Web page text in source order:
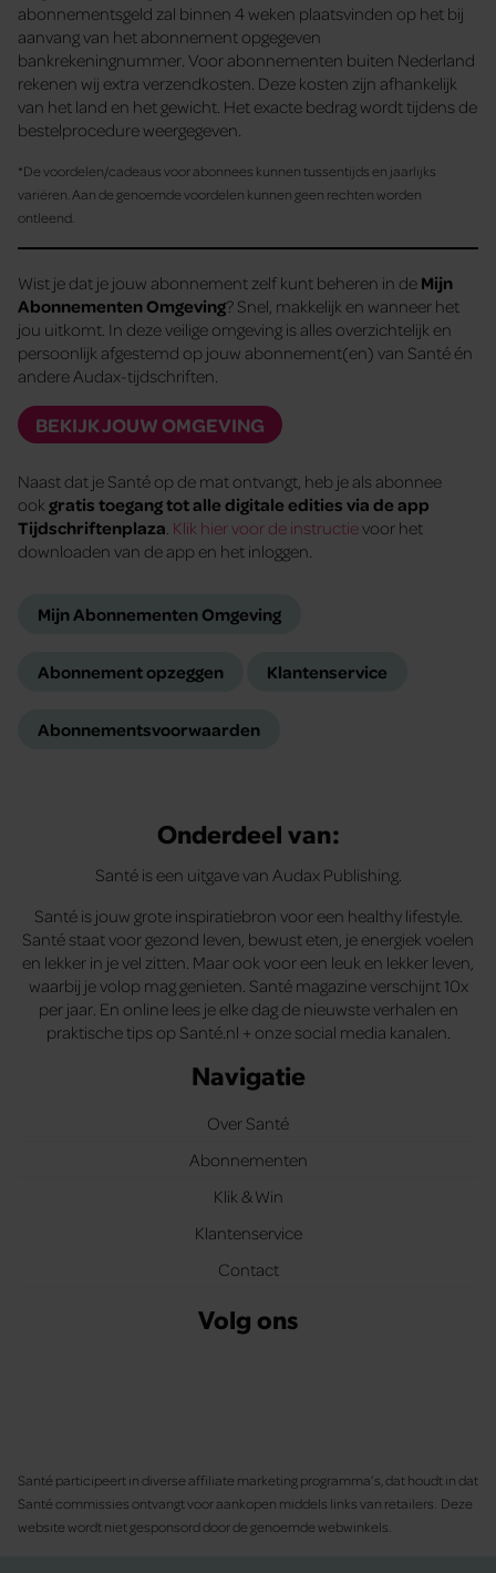
abonnementsgeld zal binnen 4 weken plaatsvinden op het bij
aanvang van het abonnement opgegeven
bankrekeningnummer. Voor abonnementen buiten Nederland
rekenen wij extra verzendkosten. Deze kosten zijn afhankelijk
van het land en het gewicht. Het exacte bedrag wordt tijdens de
bestelprocedure weergegeven.
*De voordelen/cadeaus voor abonnees kunnen tussentijds en jaarlijks
variëren. Aan de genoemde voordelen kunnen geen rechten worden
ontleend.
Wist je dat je jouw abonnement zelf kunt beheren in de Mijn
Abonnementen Omgeving? Snel, makkelijk en wanneer het
jou uitkomt. In deze veilige omgeving is alles overzichtelijk en
persoonlijk afgestemd op jouw abonnement(en) van Santé én
andere Audax-tijdschriften.
BEKIJK JOUW OMGEVING
Naast dat je Santé op de mat ontvangt, heb je als abonnee
ook gratis toegang tot alle digitale edities via de app
Tijdschriftenplaza Klik hier voor de instructievoor het
downloaden van de app en het inloggen.
Mijn Abonnementen Omgeving
Abonnement opzeggen Klantenservice
Abonnementsvoorwaarden
Onderdeel van:
Santé is een uitgave van Audax Publishing.
Santé is jouw grote inspiratiebron voor een healthy lifestyle.
Santé staat voor gezond leven, bewust eten, je energiek voelen
en lekker in je vel zitten. Maar ook voor een leuk en lekker leven,
waarbij je volop mag genieten. Santé magazine verschijnt 10x
per jaar. En online lees je elke dag de nieuwste verhalen en
praktische tips op Santé.nl + onze social media kanalen.
Navigatie
Over Santé
Abonnementen
Klik & Win
Klantenservice
Contact
Volg ons
Santé participeert in diverse affiliate marketing programma’s, dat houdt in dat
Santé commissies ontvangt voor aankopen middels links van retailers. Deze
website wordt niet gesponsord door de genoemde webwinkels.